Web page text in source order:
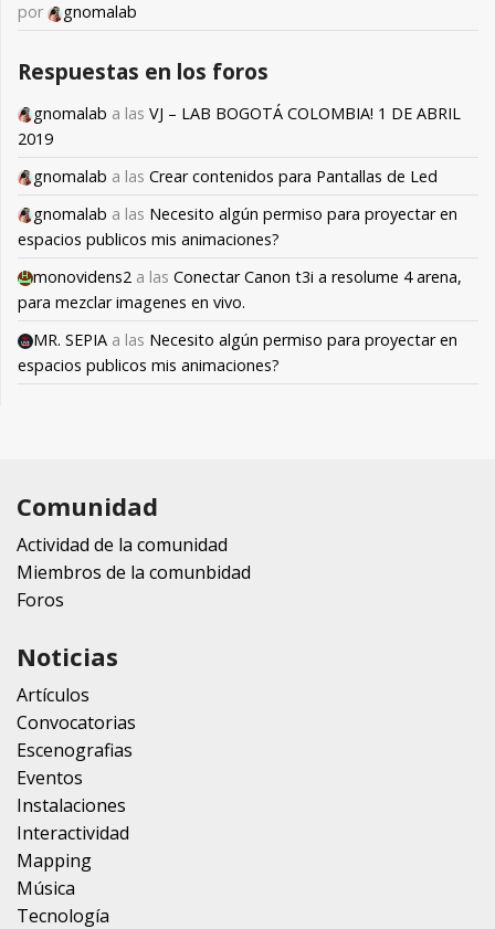
por
gnomalab
Respuestas en los foros
gnomalab a las VJ – LAB BOGOTÁ COLOMBIA! 1 DE ABRIL
2019
gnomalab a las Crear contenidos para Pantallas de Led
gnomalab a las Necesito algún permiso para proyectar en
espacios publicos mis animaciones?
monovidens2 a las Conectar Canon t3i a resolume 4 arena,
para mezclar imagenes en vivo.
MR. SEPIA a las Necesito algún permiso para proyectar en
espacios publicos mis animaciones?
Comunidad
Actividad de la comunidad
Miembros de la comunbidad
Foros
Noticias
Artículos
Convocatorias
Escenografias
Eventos
Instalaciones
Interactividad
Mapping
Música
Tecnología